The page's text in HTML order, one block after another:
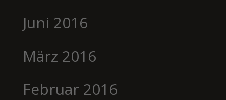
Juni 2016
März 2016
Februar 2016